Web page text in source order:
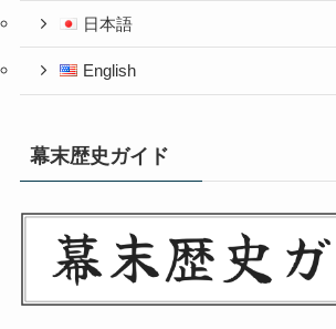
日本語
English
幕末歴史ガイド